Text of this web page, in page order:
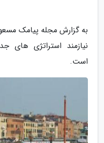
به گزارش مجله پیامک
نیازمند استراتژی های
است.